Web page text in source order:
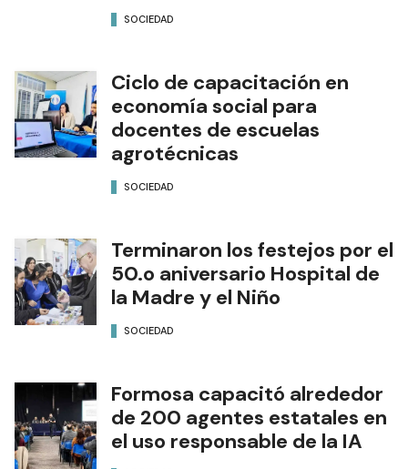
SOCIEDAD
Ciclo de capacitación en
economía social para
docentes de escuelas
agrotécnicas
SOCIEDAD
Terminaron los festejos por el
50.o aniversario Hospital de
la Madre y el Niño
SOCIEDAD
Formosa capacitó alrededor
de 200 agentes estatales en
el uso responsable de la IA